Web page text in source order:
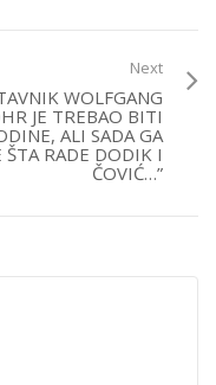
Next
WOLFGANG
JE TREBAO BITI
ALI SADA GA
RADE DODIK I
ČOVIĆ…”